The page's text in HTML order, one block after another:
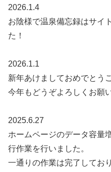
2026.1.4
お陰様で温泉備忘録はサイ
た！
2026.1.1
新年あけましておめでとう
今年もどうぞよろしくお願
2025.6.27
ホームページのデータ容量
行作業を行いました。
一通りの作業は完了してお